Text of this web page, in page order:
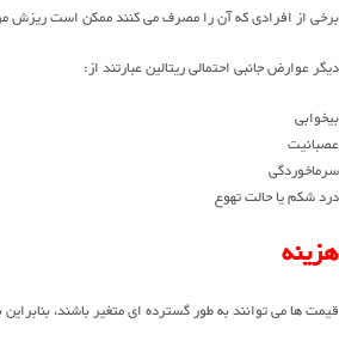
برخی از افرادی که آن را مصرف می کنند ممکن است ریزش
دیگر عوارض جانبی احتمالی ریتالین عبارتند از:
بیخوابی
عصبانیت
سرماخوردگی
درد شکم یا حالت تهوع
هزینه
قیمت ها می توانند به طور گسترده ای متغیر باشند،